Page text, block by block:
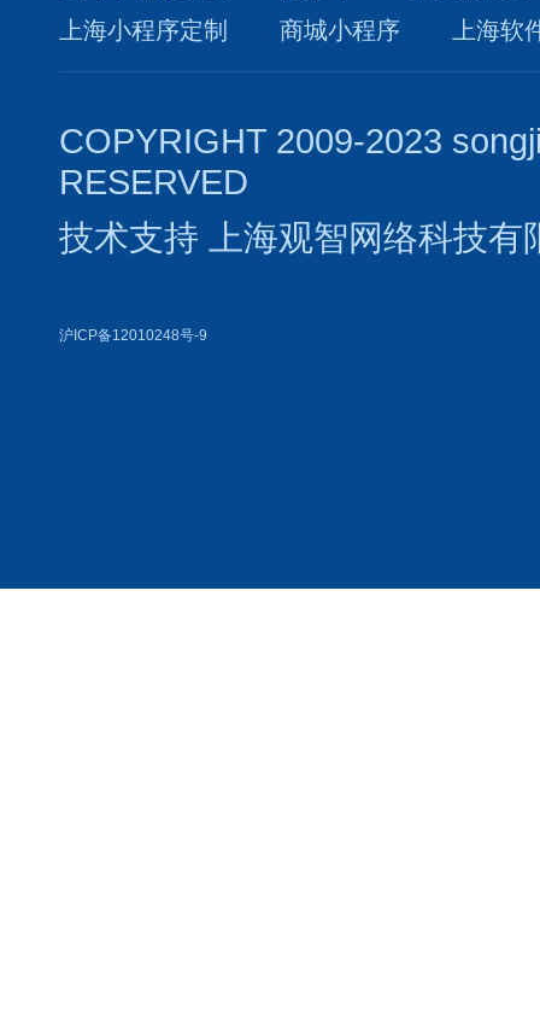
上海小程序定制
商城小程序 上海软
COPYRIGHT 2009-2023
RESERVED
技术支持
上海观智网络科技有
沪ICP备12010248号-9